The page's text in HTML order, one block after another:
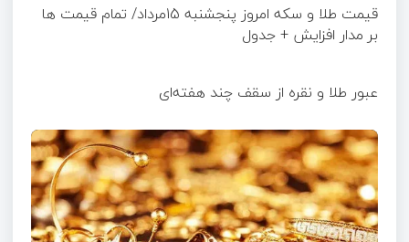
قیمت طلا و سکه امروز پنجشنبه 15مرداد/ تمام قیمت ها
بر مدار افزایش + جدول
عبور طلا و نقره از سقف چند هفته‌ای